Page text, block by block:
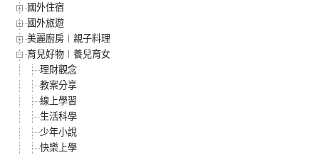
國外住宿
國外旅遊
美麗廚房︱親子料理
育兒好物︱養兒育女
理財觀念
教案分享
線上學習
生活科學
少年小說
快樂上學